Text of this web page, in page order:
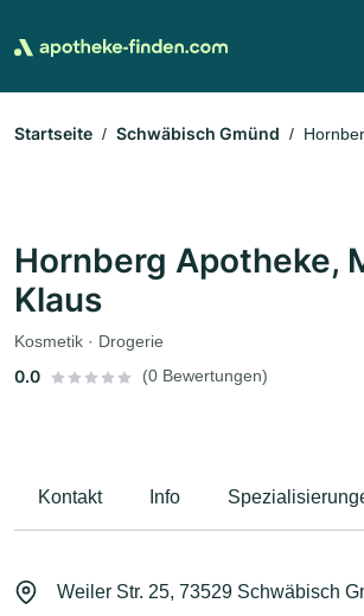
Startseite Schwäbisch Gmünd
Hornberg Apotheke,
Klaus
Kosmetik · Drogerie
0.0 (0 Bewertungen)
Kontakt Info
Weiler Str. 25, 73529 Schwäbisch